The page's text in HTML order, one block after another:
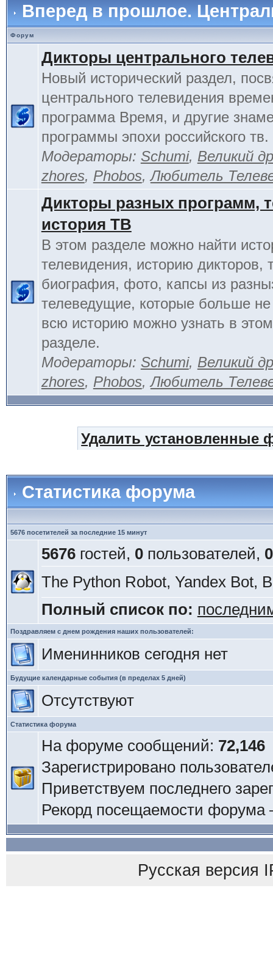
Вперед в прошлое.
Форум
Дикторы центрального
Новый исторический раздел,
центрального телевидения
программа Время, и другие
программы эпохи российского тв.
Модераторы: Schumi, Великий
zhores, Phobos,Любитель
Дикторы разных программ,
история ТВ
В этом разделе можно найти
телевидения, историю дикторов,
биография, фото, капсы из
телеведущие, которые больше
всю историю можно узнать в
разделе.
Модераторы: Schumi, Великий
zhores, Phobos,Любитель
Удалить установленные
Статистика форума
5676 посетителей за последние 15 минут
5676гостей, 0пользователей, 0
The Python Robot, Yandex Bot,
Полный список по:
Поздравляем с днем рождения наших пользователей:
Именинников сегодня нет
Будущие календарные события (в пределах 5 дней)
Отсутствуют
Статистика форума
На форуме сообщений: 72,146
Зарегистрировано
Приветствуем последнего
Рекорд посещаемости
Русская версия